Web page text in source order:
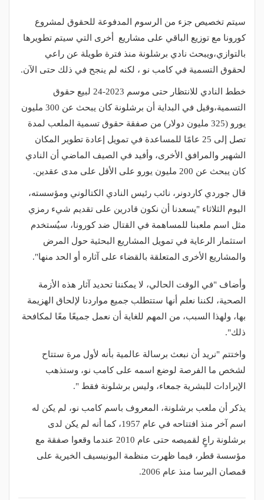
سيتم تخصيص جزء من الرسوم المدفوعة للحقوق لمشروع
كورونا مع توزيع الباقي على مشاريع أخرى التي سيتم تطويرها
بالتوازي،ويبحث نادي برشلونة منذ فترة طويلة عن راعي
لحقوق التسمية في كامب نو ، لكنه لم ينجح في ذلك حتى الآن.
خطط النادي للانتظار حتى موسم 2023-24 لبيع حقوق
التسمية،وقيل في البداية أن برشلونة كان يبحث عن 300 مليون
يورو (325 مليون دولار) من صفقة حقوق تسمية الملعب لمدة
تصل إلى 25 عامًا للمساعدة في تمويل إعادة تطوير المكان
الشهير والمرافق الأخرى، وأفيد في الصيف الماضي أن النادي
كان يبحث عن 200 مليون يورو على الأقل على مدى عقدين.
قال جوردي كاردونر، نائب رئيس النادي الكتالوني ومؤسسته،
اليوم الثلاثاء "يسعدنا أن نكون قادرين على تقديم شيء رمزي
مثل اسم ملعبنا للمساهمة في القتال ضد كورونا، سيُستخدم
استثمار الرعاية في تمويل المشاريع البحثية حول المرض
والمشاريع الأخرى المتعلقة بالقضاء على آثاره أو الحد منها".
وأضاف "في الوقت الحالي، لا يمكننا تحديد آثار هذه الأزمة
الصحية، لكننا نعلم أنها ستتطلب جميع مواردنا لإلحاق الهزيمة
بها، ولهذا السبب، من المهم للغاية أن نعمل جميعًا معًا لمكافحة
ذلك".
واختتم "نريد أن نبعث برسالة عالمية بأنه لأول مرة ستتاح
لشخص ما الفرصة لوضع اسمه على كامب نو، وستذهب
الإيرادات للبشرية جمعاء، وليس برشلونة فقط ".
يذكر أن ملعب برشلونة، المعروف باسم كامب نو، لم يكن له
اسم آخر منذ افتتاحه في عام 1957، كما أنه لم يكن لدى
برشلونة راعٍ لقميصه حتى عام 2010 عندما وقعوا صفقة مع
مؤسسة قطر، فيما ظهرت منظمة اليونيسيف الخيرية على
قمصان البرسا منذ عام 2006.